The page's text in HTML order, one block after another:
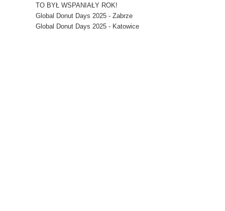
TO BYŁ WSPANIAŁY ROK!
Global Donut Days 2025 - Zabrze
Global Donut Days 2025 - Katowice